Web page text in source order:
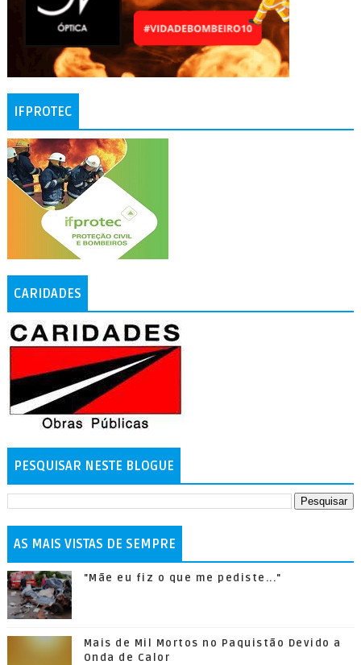
IFPROTEC
CARIDADES
PESQUISAR NESTE BLOGUE
AS MAIS VISTAS DE SEMPRE
"Mãe eu fiz o que me pediste..."
Mais de Mil Mortos no Paquistão Devido a
Onda de Calor